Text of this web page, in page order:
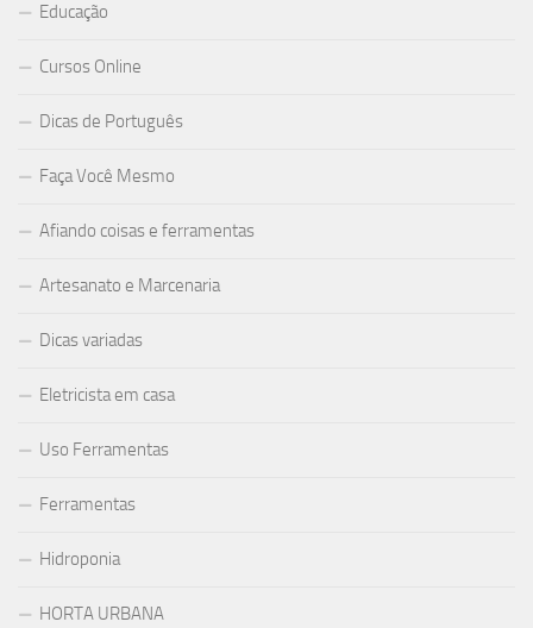
Educação
Cursos Online
Dicas de Português
Faça Você Mesmo
Afiando coisas e ferramentas
Artesanato e Marcenaria
Dicas variadas
Eletricista em casa
Uso Ferramentas
Ferramentas
Hidroponia
HORTA URBANA